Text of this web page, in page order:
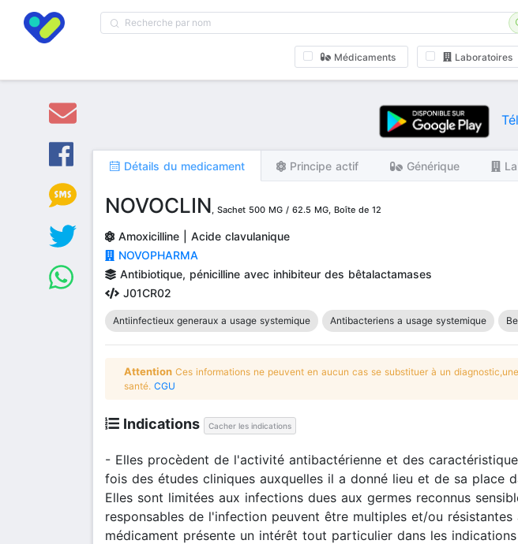
Médicaments Laboratoires
Détails du medicament Principe actif Générique
NOVOCLIN, Sachet 500 MG / 62.5 MG, Boîte de 12
Amoxicilline | Acide clavulanique
NOVOPHARMA
Antibiotique, pénicilline avec inhibiteur des bêtalactamases
J01CR02
Antiinfectieux generaux a usage systemique Antibacteriens a usage systemique
Attention Ces informations ne peuvent en aucun cas se substituer à un
santé. CGU
Indications Cacher les indications
- Elles procèdent de l'activité antibactérienne et des
fois des études cliniques auxquelles il a donné lieu et de sa place
Elles sont limitées aux infections dues aux germes reconnus
responsables de l'infection peuvent être multiples et/ou
médicament présente un intérêt tout particulier dans les